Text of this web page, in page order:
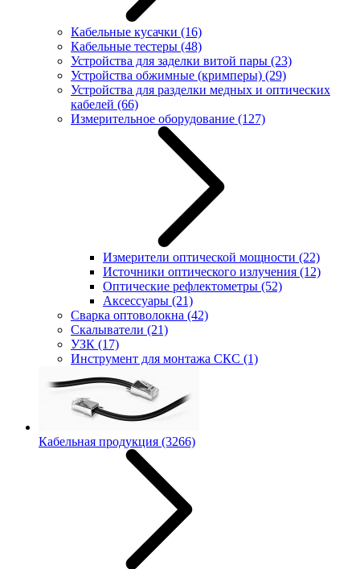
Кабельные кусачки (16)
Кабельные тестеры (48)
Устройства для заделки витой пары (23)
Устройства обжимные (кримперы) (29)
Устройства для разделки медных и оптических
кабелей (66)
Измерительное оборудование (127)
Измерители оптической мощности (22)
Источники оптического излучения (12)
Оптические рефлектометры (52)
Аксессуары (21)
Сварка оптоволокна (42)
Скалыватели (21)
УЗК (17)
Инструмент для монтажа СКС (1)
Кабельная продукция (3266)